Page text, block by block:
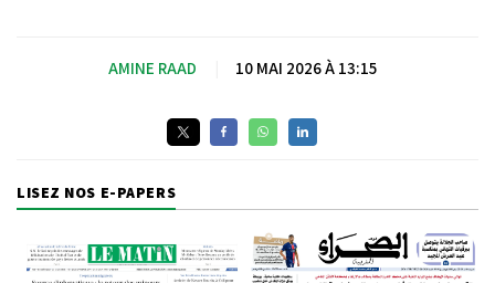
AMINE RAAD 10 MAI 2026 À 13:15
LISEZ NOS E-PAPERS